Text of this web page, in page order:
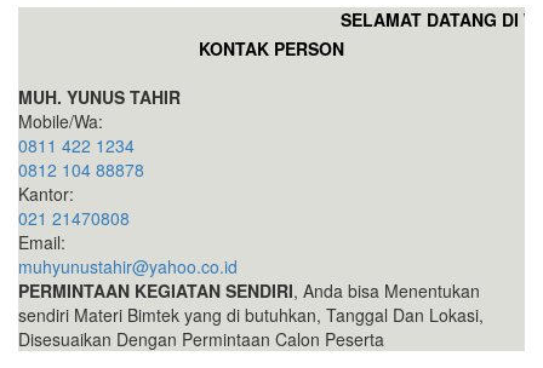
SELAMAT DATANG DI
KONTAK PERSON
MUH. YUNUS TAHIR
Mobile/Wa:
0811 422 1234
0812 104 88878
Kantor:
021 21470808
Email:
muhyunustahir@yahoo.co.id
PERMINTAAN KEGIATAN SENDIRI, Anda bisa Menentukan
sendiri Materi Bimtek yang di butuhkan, Tanggal Dan Lokasi,
Disesuaikan Dengan Permintaan Calon Peserta